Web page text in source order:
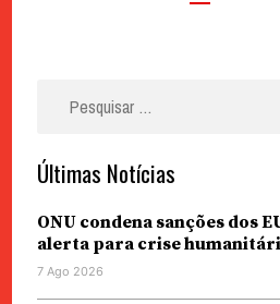
Últimas Notícias
ONU condena sanções dos
alerta para crise
7 Ago 2026